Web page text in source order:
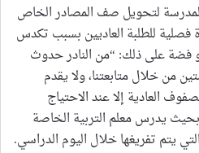
لتحويل صف المصادر الخاص
فصلية للطلبة العاديين بسبب تكدس
فضة على ذلك: “من النادر حدوث
خلال متابعتنا، ولا يقدم
العادية إلا عند الاحتياج
يدرس معلم التربية الخاصة
يتم تفريغها خلال اليوم الدراسي.